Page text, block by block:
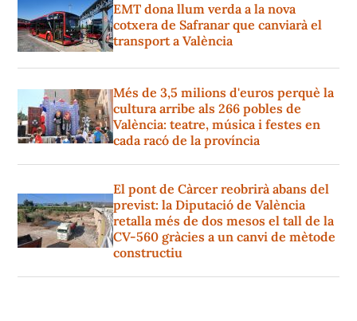
EMT dona llum verda a la nova
cotxera de Safranar que canviarà el
transport a València
Més de 3,5 milions d'euros perquè la
cultura arribe als 266 pobles de
València: teatre, música i festes en
cada racó de la província
El pont de Càrcer reobrirà abans del
previst: la Diputació de València
retalla més de dos mesos el tall de la
CV-560 gràcies a un canvi de mètode
constructiu